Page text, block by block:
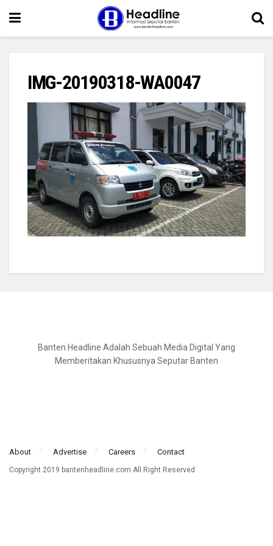
IMG-20190318-WA0047
Banten Headline Adalah Sebuah Media Digital Yang
Memberitakan Khususnya Seputar Banten
About Advertise Careers Contact
Copyright 2019 bantenheadline.com All Right Reserved